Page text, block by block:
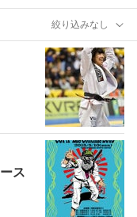
絞り込みなし
ス